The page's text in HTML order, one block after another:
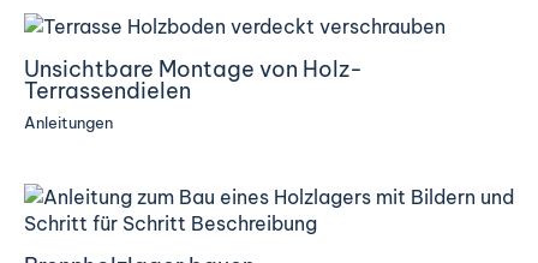
Unsichtbare Montage von Holz-
Terrassendielen
Anleitungen